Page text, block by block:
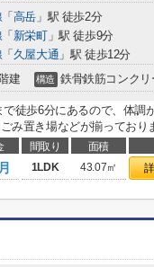
「 高岳 」駅 徒歩2分
「 新栄町」駅 徒歩9分
「 久屋大通 」駅 徒歩12分
建 構造 鉄骨鉄筋コンクリ
徒歩6分にあるので、体調
み置き場などが揃っており
間取り 面積
1LDK 43.07㎡